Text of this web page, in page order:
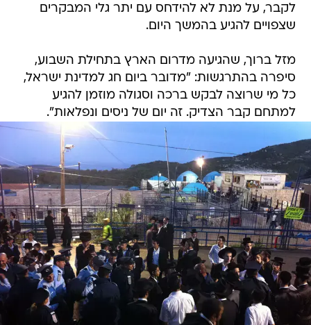
לקבר, על מנת לא להידחס עם יתר גלי המבקרים
שצפויים להגיע בהמשך היום.
מזל ברוך, שהגיעה מדרום הארץ בתחילת השבוע,
סיפרה בהתרגשות: "מדובר ביום חג למדינת ישראל,
כל מי שרוצה לבקש ברכה וסגולה מוזמן להגיע
למתחם קבר הצדיק. זה יום של ניסים ונפלאות".